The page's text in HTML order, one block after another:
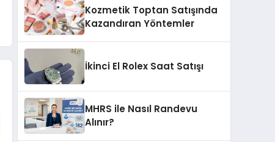
Kozmetik Toptan Satışında
Kazandıran Yöntemler
İkinci El Rolex Saat Satışı
MHRS ile Nasıl Randevu
Alınır?